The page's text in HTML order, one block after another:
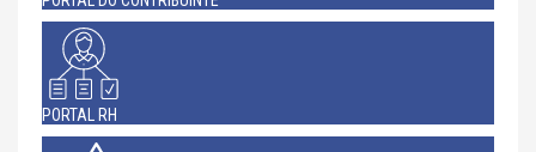
PORTAL RH